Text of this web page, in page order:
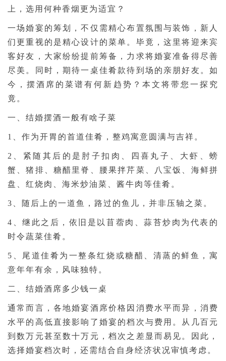
上，选用何种香烟更为适宜？
一场婚宴的筹划，不仅需精心布置氛围与装饰，新人
们更重视的是精心设计的菜单。毕竟，这里将迎来宾
客好友，大家纷纷提前筹备，力求将婚宴准备得尽善
尽美。同时，期待一桌佳肴款待到场的亲朋好友。如
今，摆酒席的菜谱有何新趋势？本文将带您一探究
竟。
一、结婚摆酒一般有啥子菜
1、作为开胃的首道佳肴，整鸡寓意圆满与吉祥。
2、紧随其后的是肘子扣肉、四喜丸子、大虾、螃
蟹、猪排、糖醋里脊、腰果拌芹菜、八宝饭、海鲜拼
盘、红烧肉、海米炒油菜、酱牛肉等佳肴。
3、随后上的一道鱼，路过的鱼儿，并非压轴之菜。
4、继此之后，依旧是以苜蓿肉、蒜苔炒肉为代表的
时令蔬菜佳肴。
5、尾道佳肴为一整条红烧或糖醋、清蒸的鲜鱼，寓
意年年有余，风味独特。
二、结婚酒席多少钱一桌
通常而言，各地婚宴酒席价格因消费水平而异，消费
水平的高低直接影响了婚宴的档次与费用。从几百元
到数万元甚至数十万元，档次之差显而易见。因此，
选择婚宴档次时，还需结合自身经济状况审慎考虑。